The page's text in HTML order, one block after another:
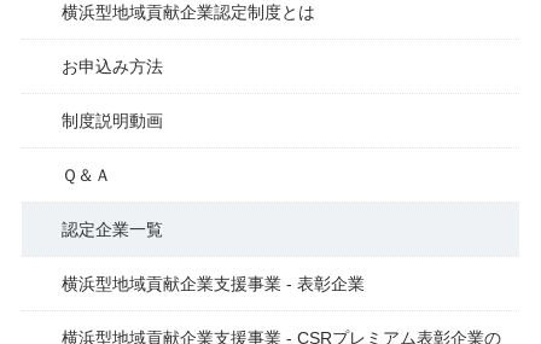
横浜型地域貢献企業認定制度とは
お申込み方法
制度説明動画
Ｑ＆Ａ
認定企業一覧
横浜型地域貢献企業支援事業 - 表彰企業
横浜型地域貢献企業支援事業 - CSRプレミアム表彰企業の